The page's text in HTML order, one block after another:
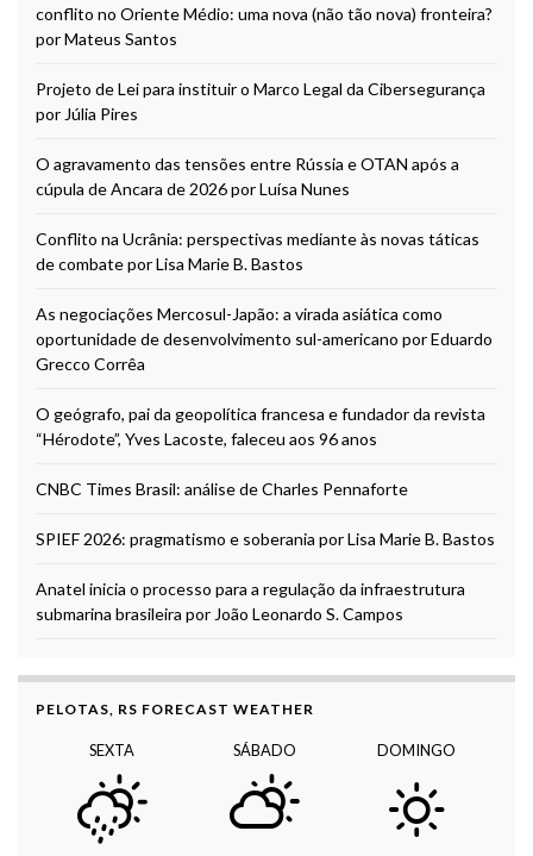
conflito no Oriente Médio: uma nova (não tão nova) fronteira?
por Mateus Santos
Projeto de Lei para instituir o Marco Legal da Cibersegurança
por Júlia Pires
O agravamento das tensões entre Rússia e OTAN após a
cúpula de Ancara de 2026 por Luísa Nunes
Conflito na Ucrânia: perspectivas mediante às novas táticas
de combate por Lisa Marie B. Bastos
As negociações Mercosul-Japão: a virada asiática como
oportunidade de desenvolvimento sul-americano por Eduardo
Grecco Corrêa
O geógrafo, pai da geopolítica francesa e fundador da revista
“Hérodote”, Yves Lacoste, faleceu aos 96 anos
CNBC Times Brasil: análise de Charles Pennaforte
SPIEF 2026: pragmatismo e soberania por Lisa Marie B. Bastos
Anatel inicia o processo para a regulação da infraestrutura
submarina brasileira por João Leonardo S. Campos
PELOTAS, RS FORECAST WEATHER
SEXTA SÁBADO DOMINGO